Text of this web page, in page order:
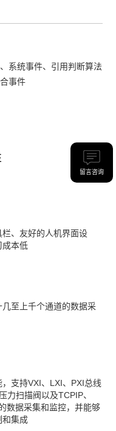
系统事件、引用判断算法
事件
、友好的人机界面设
成本低
至上千个通道的数据采
支持VXI、LXI、PXI总线
力扫描阀以及TCPIP、
数据采集和监控，并能够
和集成
留言咨询